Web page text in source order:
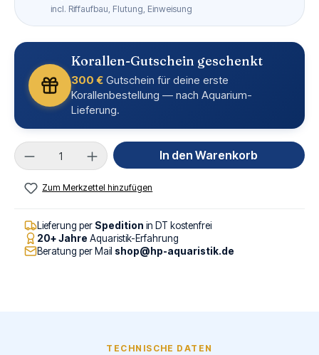
incl. Riffaufbau, Flutung, Einweisung
Korallen-Gutschein geschenkt
300 € Gutschein für deine erste
Korallenbestellung — nach Aquarium-
Lieferung.
Produkt Anzahl: Gib den gewünschten Wert
In den Warenkorb
Zum Merkzettel hinzufügen
Lieferung per Spedition in DT kostenfrei
20+ Jahre Aquaristik-Erfahrung
Beratung per Mail shop@hp-aquaristik.de
TECHNISCHE DATEN